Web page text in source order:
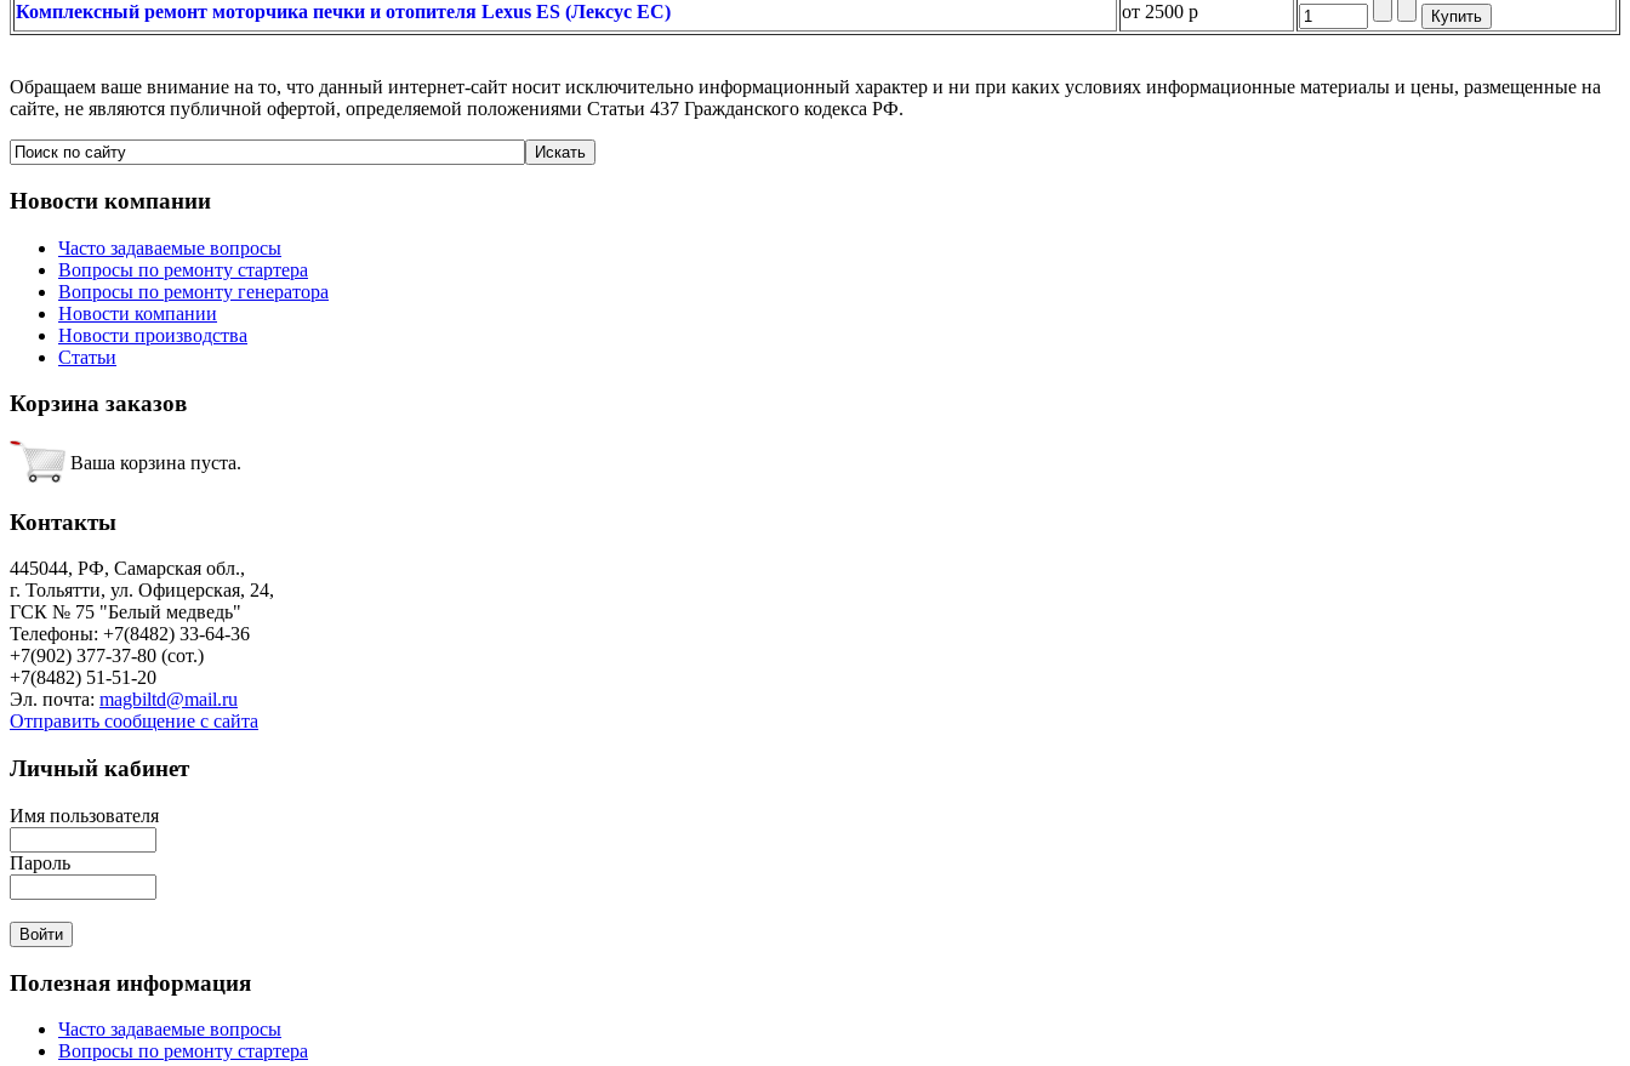
Комплексный ремонт моторчика печки и отопителя Lexus ES (Лексус ЕС)
от 2500 р
Обращаем ваше внимание на то, что данный интернет-сайт носит исключительно информационный характер и ни при каких условиях информационные материалы и цены, размещенные на
сайте, не являются публичной офертой, определяемой положениями Статьи 437 Гражданского кодекса РФ.
Новости компании
Часто задаваемые вопросы
Вопросы по ремонту стартера
Вопросы по ремонту генератора
Новости компании
Новости производства
Статьи
Корзина заказов
Ваша корзина пуста.
Контакты
445044, РФ, Самарская обл.,
г. Тольятти, ул. Офицерская, 24,
ГСК № 75 "Белый медведь"
Телефоны: +7(8482) 33-64-36
+7(902) 377-37-80 (сот.)
+7(8482) 51-51-20
Эл. почта: magbiltd@mail.ru
Отправить сообщение с сайта
Личный кабинет
Имя пользователя
Пароль
Полезная информация
Часто задаваемые вопросы
Вопросы по ремонту стартера